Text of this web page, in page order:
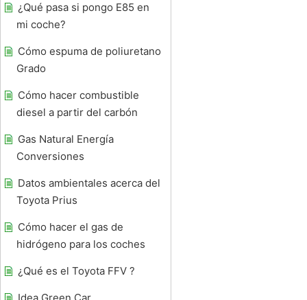
¿Qué pasa si pongo E85 en
mi coche?
Cómo espuma de poliuretano
Grado
Cómo hacer combustible
diesel a partir del carbón
Gas Natural Energía
Conversiones
Datos ambientales acerca del
Toyota Prius
Cómo hacer el gas de
hidrógeno para los coches
¿Qué es el Toyota FFV ?